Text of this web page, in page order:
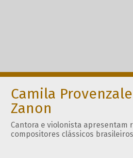
Camila
Zanon
Cantora e violonista apresentam
compositores clássicos brasileiros